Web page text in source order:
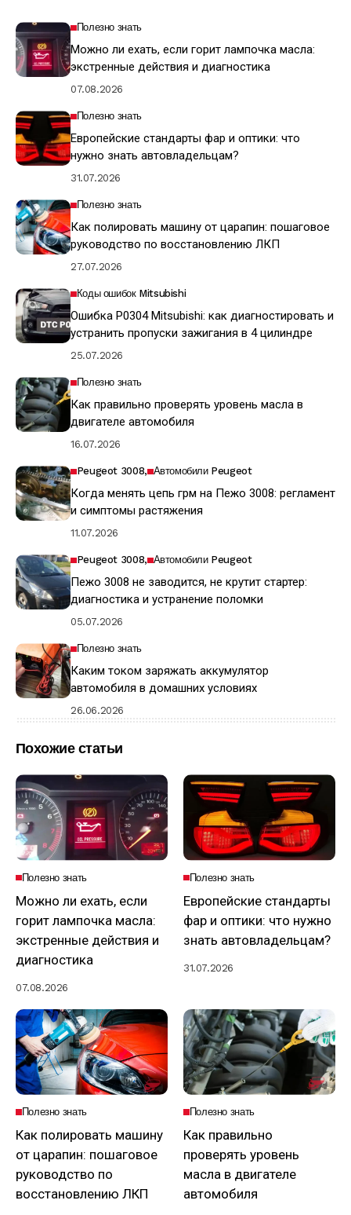
Полезно знать
Можно ли ехать, если горит лампочка масла:
экстренные действия и диагностика
07.08.2026
Полезно знать
Европейские стандарты фар и оптики: что
нужно знать автовладельцам?
31.07.2026
Полезно знать
Как полировать машину от царапин: пошаговое
руководство по восстановлению ЛКП
27.07.2026
Коды ошибок Mitsubishi
Ошибка P0304 Mitsubishi: как диагностировать и
устранить пропуски зажигания в 4 цилиндре
25.07.2026
Полезно знать
Как правильно проверять уровень масла в
двигателе автомобиля
16.07.2026
Peugeot 3008 Автомобили Peugeot
Когда менять цепь грм на Пежо 3008: регламент
и симптомы растяжения
11.07.2026
Peugeot 3008 Автомобили Peugeot
Пежо 3008 не заводится, не крутит стартер:
диагностика и устранение поломки
05.07.2026
Полезно знать
Каким током заряжать аккумулятор
автомобиля в домашних условиях
26.06.2026
Похожие статьи
Полезно знать
Можно ли ехать, если
горит лампочка масла:
экстренные действия и
диагностика
07.08.2026
Полезно знать
Европейские стандарты
фар и оптики: что нужно
знать автовладельцам?
31.07.2026
Полезно знать
Как полировать машину
от царапин: пошаговое
руководство по
восстановлению ЛКП
Полезно знать
Как правильно
проверять уровень
масла в двигателе
автомобиля